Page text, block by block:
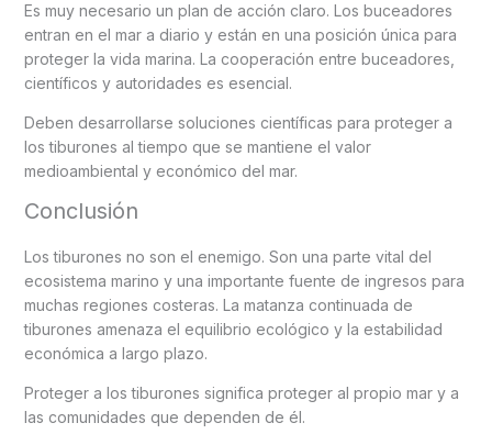
Es muy necesario un plan de acción claro. Los buceadores
entran en el mar a diario y están en una posición única para
proteger la vida marina. La cooperación entre buceadores,
científicos y autoridades es esencial.
Deben desarrollarse soluciones científicas para proteger a
los tiburones al tiempo que se mantiene el valor
medioambiental y económico del mar.
Conclusión
Los tiburones no son el enemigo. Son una parte vital del
ecosistema marino y una importante fuente de ingresos para
muchas regiones costeras. La matanza continuada de
tiburones amenaza el equilibrio ecológico y la estabilidad
económica a largo plazo.
Proteger a los tiburones significa proteger al propio mar y a
las comunidades que dependen de él.